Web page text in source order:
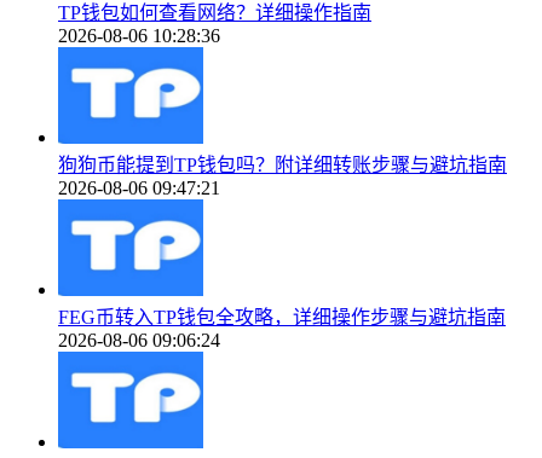
TP钱包如何查看网络？详细操作指南
2026-08-06 10:28:36
狗狗币能提到TP钱包吗？附详细转账步骤与避坑指南
2026-08-06 09:47:21
FEG币转入TP钱包全攻略，详细操作步骤与避坑指南
2026-08-06 09:06:24